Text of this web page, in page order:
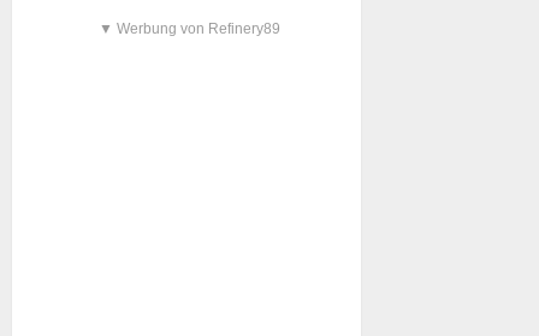
▼ Werbung von Refinery89